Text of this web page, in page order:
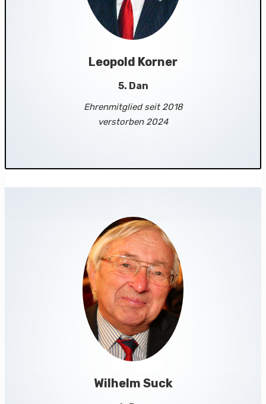
Leopold Korner
5. Dan
Ehrenmitglied seit 2018
verstorben 2024
Wilhelm Suck